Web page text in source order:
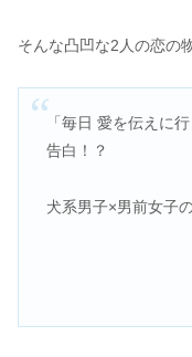
そんな凸凹な2人の恋の
「毎日 愛を伝えに
告白！？
犬系男子×男前女子